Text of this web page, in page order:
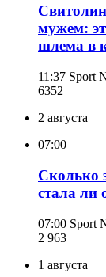
мужем:
шлема в
11:37 Sport
6352
2 августа
07:00
Сколько
стала ли
07:00 Sport
2 963
1 августа